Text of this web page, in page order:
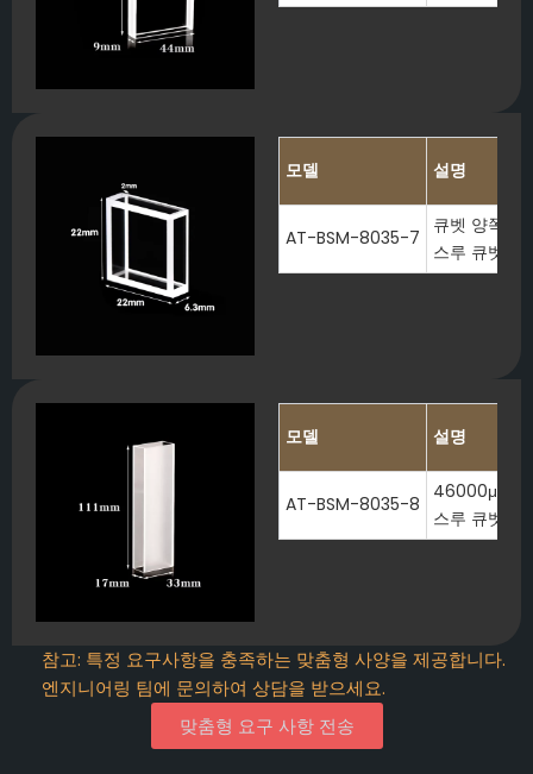
모델 설명
AT-BSM-8035-7
큐벳 양쪽 끝
스루 큐벳
모델 설명
AT-BSM-8035-8
46000μl 큐
스루 큐벳
참고: 특정 요구사항을 충족하는 맞춤형 사양을 제공합니다.
엔지니어링 팀에 문의하여 상담을 받으세요.
맞춤형 요구 사항 전송